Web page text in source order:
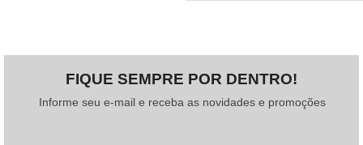
FIQUE SEMPRE POR DENTRO!
Informe seu e-mail e receba as novidades e promoções